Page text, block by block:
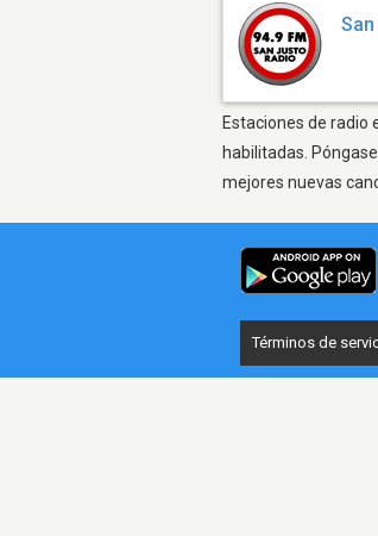
Estaciones de radio
habilitadas.
mejores nuevas
Términos de